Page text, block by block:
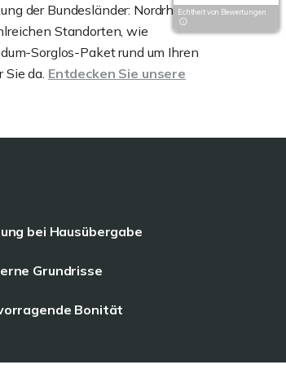
der Bundesländer: Nordrhein-
Standorten, wie
Sorglos-Paket rund um Ihren
da. Entdecken Sie unsere
bei Hausübergabe
Grundrisse
Bonität
Echtheit von Bewertungen
Echtheit von Bewertungen